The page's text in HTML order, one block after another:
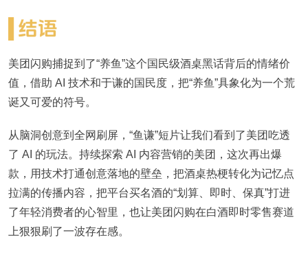
美团闪购捕捉到了“养鱼”这个国民级酒桌黑话背后的情绪价
值，借助 AI 技术和于谦的国民度，把“养鱼”具象化为一个荒
诞又可爱的符号。
从脑洞创意到全网刷屏，“鱼谦”短片让我们看到了美团吃透
了 AI 的玩法。持续探索 AI 内容营销的美团，这次再出爆
款，用技术打通创意落地的壁垒，把酒桌热梗转化为记忆点
拉满的传播内容，把平台买名酒的“划算、即时、保真”打进
了年轻消费者的心智里，也让美团闪购在白酒即时零售赛道
上狠狠刷了一波存在感。